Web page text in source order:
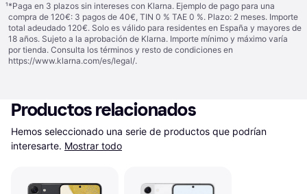
¹*Paga en 3 plazos sin intereses con Klarna. Ejemplo de pago para una
compra de 120€: 3 pagos de 40€, TIN 0 % TAE 0 %. Plazo: 2 meses. Importe
total adeudado 120€. Solo es válido para residentes en España y mayores de
18 años. Sujeto a la aprobación de Klarna. Importe mínimo y máximo varía
por tienda. Consulta los términos y resto de condiciones en
https://www.klarna.com/es/legal/.
Productos relacionados
Hemos seleccionado una serie de productos que podrían
interesarte. Mostrar todo